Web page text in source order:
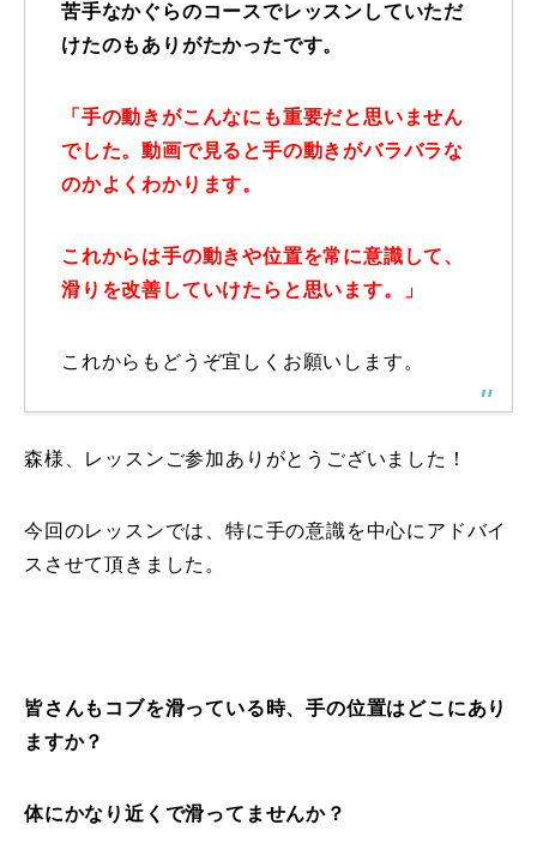
レッスン内容について
お申し込みについて
最新レッスン動画
プレゼント付メルマガ
お問合せ
苦手なかぐらのコースでレッスンしていただ
けたのもありがたかったです。
「手の動きがこんなにも重要だと思いません
でした。動画で見ると手の動きがバラバラな
のかよくわかります。
これからは手の動きや位置を常に意識して、
滑りを改善していけたらと思います。」
これからもどうぞ宜しくお願いします。
森様、レッスンご参加ありがとうございました！
今回のレッスンでは、特に手の意識を中心にアドバイ
スさせて頂きました。
皆さんもコブを滑っている時、手の位置はどこにあり
ますか？
体にかなり近くで滑ってませんか？